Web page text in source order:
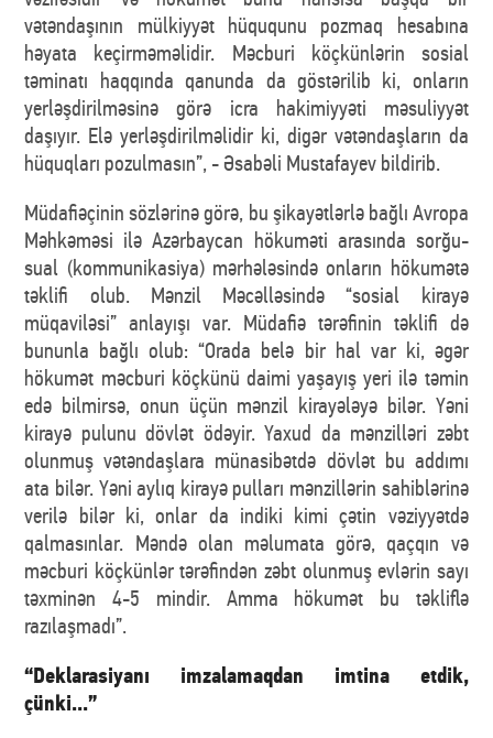
vətəndaşının mülkiyyət hüququnu pozmaq hesabına
həyata keçirməməlidir. Məcburi köçkünlərin sosial
təminatı haqqında qanunda da göstərilib ki, onların
yerləşdirilməsinə görə icra hakimiyyəti məsuliyyət
daşıyır. Elə yerləşdirilməlidir ki, digər vətəndaşların da
hüquqları pozulmasın”, - Əsabəli Mustafayev bildirib.
Müdafiəçinin sözlərinə görə, bu şikayətlərlə bağlı Avropa
Məhkəməsi ilə Azərbaycan hökuməti arasında sorğu-
sual (kommunikasiya) mərhələsində onların hökumətə
təklifi olub. Mənzil Məcəlləsində “sosial kirayə
müqaviləsi” anlayışı var. Müdafiə tərəfinin təklifi də
bununla bağlı olub: “Orada belə bir hal var ki, əgər
hökumət məcburi köçkünü daimi yaşayış yeri ilə təmin
edə bilmirsə, onun üçün mənzil kirayələyə bilər. Yəni
kirayə pulunu dövlət ödəyir. Yaxud da mənzilləri zəbt
olunmuş vətəndaşlara münasibətdə dövlət bu addımı
ata bilər. Yəni aylıq kirayə pulları mənzillərin sahiblərinə
verilə bilər ki, onlar da indiki kimi çətin vəziyyətdə
qalmasınlar. Məndə olan məlumata görə, qaçqın və
məcburi köçkünlər tərəfindən zəbt olunmuş evlərin sayı
təxminən 4-5 mindir. Amma hökumət bu təkliflə
razılaşmadı”.
“Deklarasiyanı imzalamaqdan imtina etdik,
çünki...”